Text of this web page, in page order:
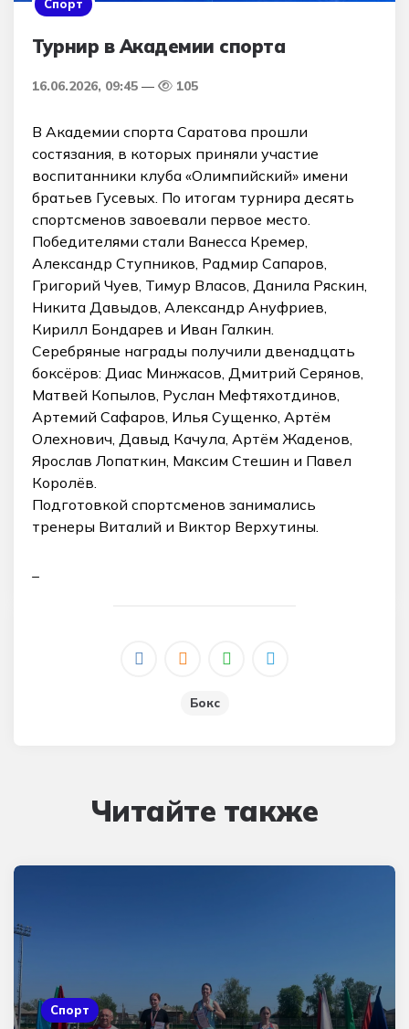
Спорт
Турнир в Академии спорта
16.06.2026, 09:45 105
В Академии спорта Саратова прошли
состязания, в которых приняли участие
воспитанники клуба «Олимпийский» имени
братьев Гусевых. По итогам турнира десять
спортсменов завоевали первое место.
Победителями стали Ванесса Кремер,
Александр Ступников, Радмир Сапаров,
Григорий Чуев, Тимур Власов, Данила Ряскин,
Никита Давыдов, Александр Ануфриев,
Кирилл Бондарев и Иван Галкин.
Серебряные награды получили двенадцать
боксёров: Диас Минжасов, Дмитрий Серянов,
Матвей Копылов, Руслан Мефтяхотдинов,
Артемий Сафаров, Илья Сущенко, Артём
Олехнович, Давыд Качула, Артём Жаденов,
Ярослав Лопаткин, Максим Стешин и Павел
Королёв.
Подготовкой спортсменов занимались
тренеры Виталий и Виктор Верхутины.
Бокс
Читайте также
Спорт